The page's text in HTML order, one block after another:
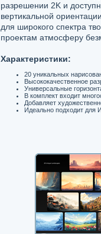
разрешении 2K и
вертикальной
для широкого спектра
проектам атмосферу
Характеристики:
20 уникальных
Высококачественное
Универсальные
В комплект входит
Добавляет
Идеально подходит для